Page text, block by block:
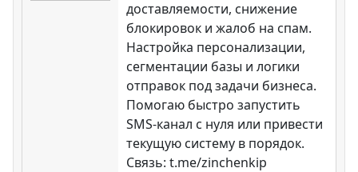
доставляемости, снижение
блокировок и жалоб на спам.
Настройка персонализации,
сегментации базы и логики
отправок под задачи бизнеса.
Помогаю быстро запустить
SMS-канал с нуля или привести
текущую систему в порядок.
Связь: t.me/zinchenkip